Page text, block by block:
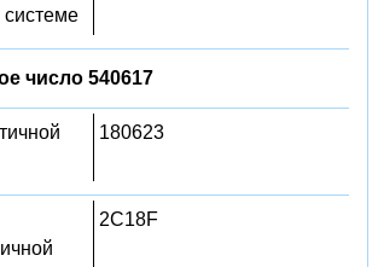
число 540617
180623
2C18F